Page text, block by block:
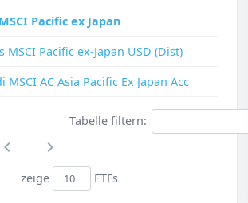
Pacific ex Japan
MSCI Pacific ex-Japan USD (Dist)
MSCI AC Asia Pacific Ex Japan Acc
Tabelle filtern:
zeige ETFs